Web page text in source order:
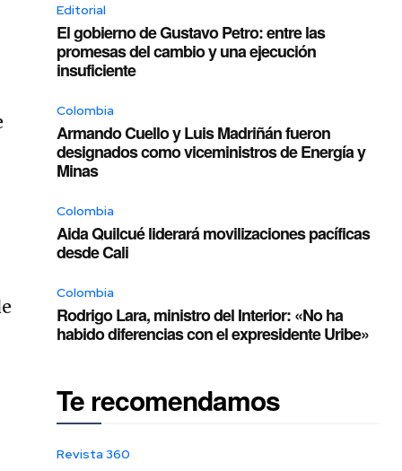
Editorial
El gobierno de Gustavo Petro: entre las
promesas del cambio y una ejecución
insuficiente
Colombia
Armando Cuello y Luis Madriñán fueron
designados como viceministros de Energía y
Minas
Colombia
Aida Quilcué liderará movilizaciones pacíficas
desde Cali
Colombia
Rodrigo Lara, ministro del Interior: «No ha
habido diferencias con el expresidente Uribe»
Te recomendamos
Revista 360